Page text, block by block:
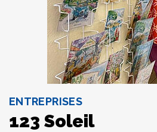
ENTREPRISES
123 Soleil